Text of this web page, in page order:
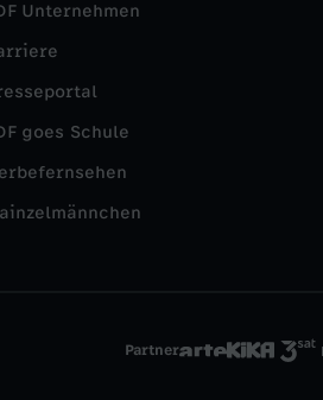
Unternehmen
goes Schule
Partner